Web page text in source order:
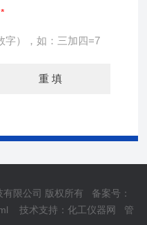
字），如：三加四=7
有限公司 版权所有 备案号：
技术支持：化工仪器网
管